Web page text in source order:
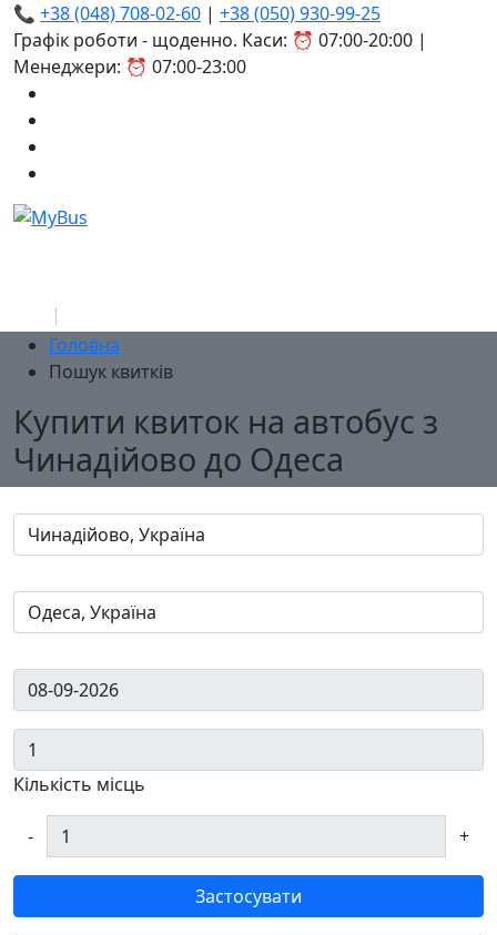
📞 +38 (048) 708-02-60 | +38 (050) 930-99-25
Графік роботи - щоденно. Каси: ⏰ 07:00-20:00 |
Менеджери: ⏰ 07:00-23:00
Головна
Пошук квитків
Купити квиток на автобус з
Чинадійово до Одеса
Кількість місць
- +
Застосувати